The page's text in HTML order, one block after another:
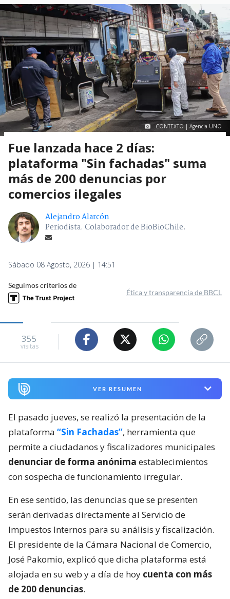
CONTEXTO | Agencia UNO
Fue lanzada hace 2 días:
plataforma "Sin fachadas" suma
más de 200 denuncias por
comercios ilegales
Alejandro Alarcón
Periodista. Colaborador de BioBioChile.
Sábado 08 Agosto, 2026 | 14:51
Seguimos criterios de
Ética y transparencia de BBCL
355
visitas
VER RESUMEN
El pasado jueves, se realizó la presentación de la
plataforma “Sin Fachadas”, herramienta que
permite a ciudadanos y fiscalizadores municipales
denunciar de forma anónima establecimientos
con sospecha de funcionamiento irregular.
En ese sentido, las denuncias que se presenten
serán derivadas directamente al Servicio de
Impuestos Internos para su análisis y fiscalización.
El presidente de la Cámara Nacional de Comercio,
José Pakomio, explicó que dicha plataforma está
alojada en su web y a día de hoy cuenta con más
de 200 denuncias.